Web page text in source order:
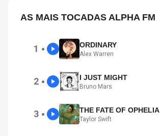
AS MAIS TOCADAS ALPHA FM
1 ● ORDINARY
Alex Warren
2 ● I JUST MIGHT
Bruno Mars
3 ● THE FATE OF OPHELIA
Taylor Swift